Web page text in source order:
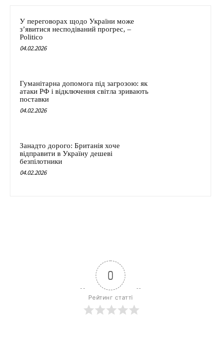
У переговорах щодо України може
з’явитися несподіваний прогрес, –
Politico
04.02.2026
Гуманітарна допомога під загрозою: як
атаки РФ і відключення світла зривають
поставки
04.02.2026
Занадто дорого: Британія хоче
відправити в Україну дешеві
безпілотники
04.02.2026
0
Рейтинг статті